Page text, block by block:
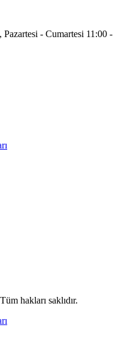
Pazartesi - Cumartesi 11:00 -
hakları saklıdır.